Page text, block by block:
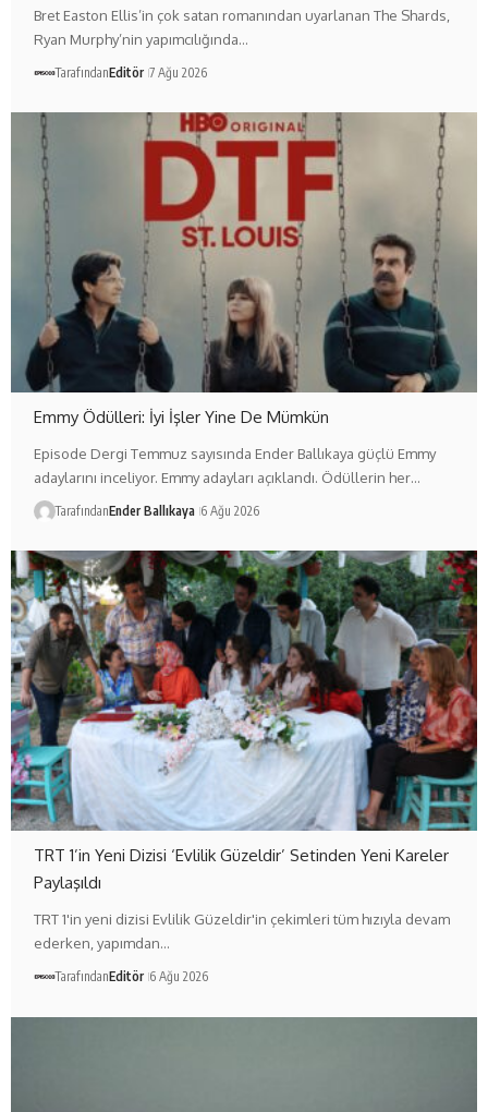
Bret Easton Ellis’in çok satan romanından uyarlanan The Shards,
Ryan Murphy’nin yapımcılığında…
TarafındanEditör 7 Ağu 2026
Emmy Ödülleri: İyi İşler Yine De Mümkün
Episode Dergi Temmuz sayısında Ender Ballıkaya güçlü Emmy
adaylarını inceliyor. Emmy adayları açıklandı. Ödüllerin her…
TarafındanEnder Ballıkaya 6 Ağu 2026
TRT 1’in Yeni Dizisi ‘Evlilik Güzeldir’ Setinden Yeni Kareler
Paylaşıldı
TRT 1'in yeni dizisi Evlilik Güzeldir'in çekimleri tüm hızıyla devam
ederken, yapımdan…
TarafındanEditör 6 Ağu 2026